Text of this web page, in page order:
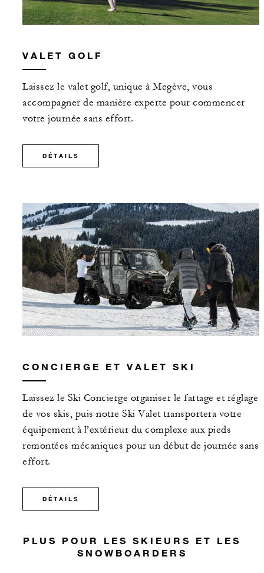
VALET GOLF
Laissez le valet golf, unique à Megève, vous
accompagner de manière experte pour commencer
votre journée sans effort.
DÉTAILS
CONCIERGE ET VALET SKI
Laissez le Ski Concierge organiser le fartage et réglage
de vos skis, puis notre Ski Valet transportera votre
équipement à l’extérieur du complexe aux pieds
remontées mécaniques pour un début de journée sans
effort.
DÉTAILS
PLUS POUR LES SKIEURS ET LES
SNOWBOARDERS